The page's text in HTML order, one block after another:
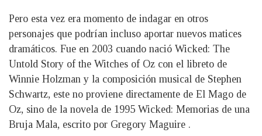
Pero esta vez era momento de indagar en otros
personajes que podrían incluso aportar nuevos matices
dramáticos. Fue en 2003 cuando nació Wicked: The
Untold Story of the Witches of Oz con el libreto de
Winnie Holzman y la composición musical de Stephen
Schwartz, este no proviene directamente de El Mago de
Oz, sino de la novela de 1995 Wicked: Memorias de una
Bruja Mala, escrito por Gregory Maguire .